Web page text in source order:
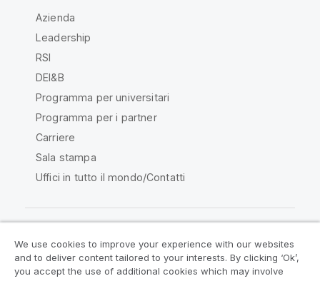
Azienda
Leadership
RSI
DEI&B
Programma per universitari
Programma per i partner
Carriere
Sala stampa
Uffici in tutto il mondo/Contatti
Qlik Community
We use cookies to improve your experience with our websites
and to deliver content tailored to your interests. By clicking ‘Ok’,
you accept the use of additional cookies which may involve